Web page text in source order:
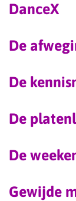
DanceX
De
De
De
De
Gewijde